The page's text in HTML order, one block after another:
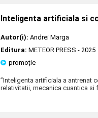
Inteligenta artificiala si
Autor(i): Andrei Marga
Editura: METEOR PRESS - 2025
promoție
”Inteligenta artificiala a antrenat
relativitatii, mecanica cuantica si